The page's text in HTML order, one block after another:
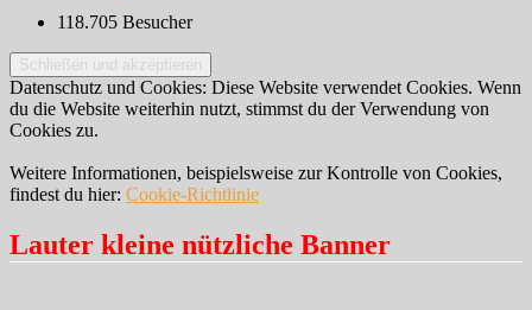
118.705 Besucher
Datenschutz und Cookies: Diese Website verwendet Cookies. Wenn
du die Website weiterhin nutzt, stimmst du der Verwendung von
Cookies zu.
Weitere Informationen, beispielsweise zur Kontrolle von Cookies,
findest du hier: Cookie-Richtlinie
Lauter kleine nützliche Banner